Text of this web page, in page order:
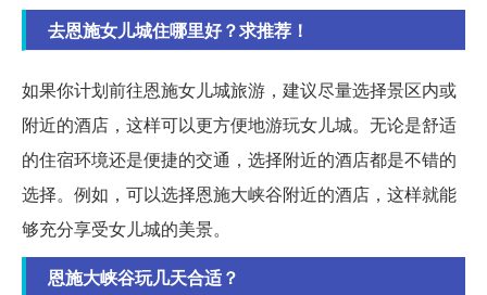
去恩施女儿城住哪里好？求推荐！
如果你计划前往恩施女儿城旅游，建议尽量选择景区内或
附近的酒店，这样可以更方便地游玩女儿城。无论是舒适
的住宿环境还是便捷的交通，选择附近的酒店都是不错的
选择。例如，可以选择恩施大峡谷附近的酒店，这样就能
够充分享受女儿城的美景。
恩施大峡谷玩几天合适？